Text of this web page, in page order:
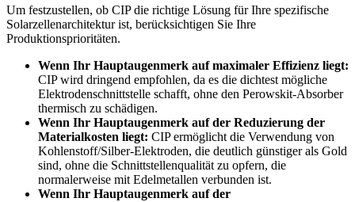
Um festzustellen, ob CIP die richtige Lösung für Ihre spezifische
Solarzellenarchitektur ist, berücksichtigen Sie Ihre
Produktionsprioritäten.
Wenn Ihr Hauptaugenmerk auf maximaler Effizienz liegt:
CIP wird dringend empfohlen, da es die dichtest mögliche
Elektrodenschnittstelle schafft, ohne den Perowskit-Absorber
thermisch zu schädigen.
Wenn Ihr Hauptaugenmerk auf der Reduzierung der
Materialkosten liegt: CIP ermöglicht die Verwendung von
Kohlenstoff/Silber-Elektroden, die deutlich günstiger als Gold
sind, ohne die Schnittstellenqualität zu opfern, die
normalerweise mit Edelmetallen verbunden ist.
Wenn Ihr Hauptaugenmerk auf der